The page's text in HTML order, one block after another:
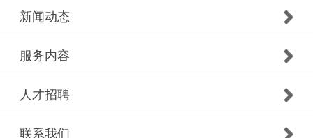
新闻动态
服务内容
人才招聘
联系我们